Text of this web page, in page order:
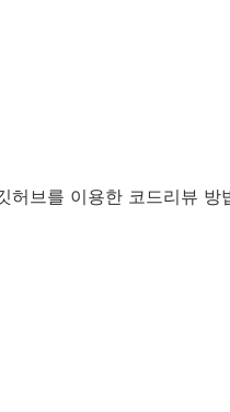
허브를 이용한 코드리뷰 방